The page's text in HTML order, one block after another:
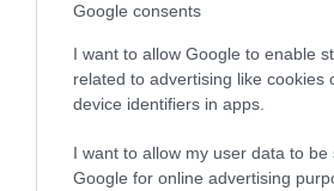
Google consents
I want to allow Google to enable
related to advertising like cookies
device identifiers in apps.
I want to allow my user data to be
Google for online advertising
V8-as Ramok
2026. augusztus 6.
vissza az
belépőmodell
2026. augusztus